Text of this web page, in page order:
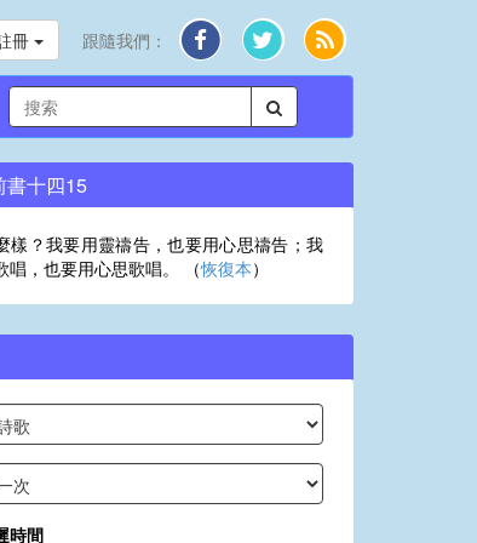
冊 跟隨我們：
書十四15
樣？我要用靈禱告，也要用心思禱告；我
唱，也要用心思歌唱。 （恢復本）
時間